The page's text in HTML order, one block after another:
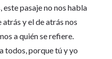
pasaje no nos habla
y el de atrás nos
a quién se refiere.
todos, porque tú y yo